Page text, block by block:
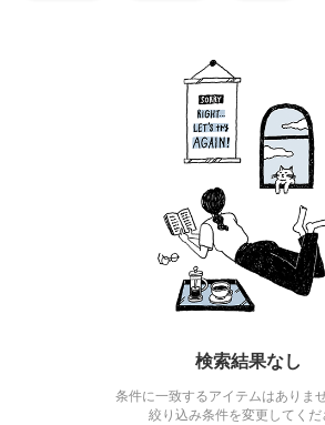
検索結果なし
条件に一致するアイテムはありま
絞り込み条件を変更してくだ